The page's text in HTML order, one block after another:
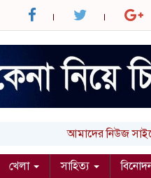
আমাদের নিউজ সাইটে
খেলা সাহিত্য